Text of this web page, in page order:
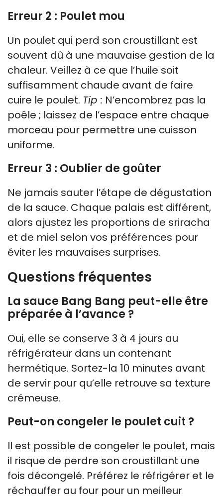
Erreur 2 : Poulet mou
Un poulet qui perd son croustillant est
souvent dû à une mauvaise gestion de la
chaleur. Veillez à ce que l’huile soit
suffisamment chaude avant de faire
cuire le poulet. Tip : N’encombrez pas la
poêle ; laissez de l’espace entre chaque
morceau pour permettre une cuisson
uniforme.
Erreur 3 : Oublier de goûter
Ne jamais sauter l’étape de dégustation
de la sauce. Chaque palais est différent,
alors ajustez les proportions de sriracha
et de miel selon vos préférences pour
éviter les mauvaises surprises.
Questions fréquentes
La sauce Bang Bang peut-elle être
préparée à l’avance ?
Oui, elle se conserve 3 à 4 jours au
réfrigérateur dans un contenant
hermétique. Sortez-la 10 minutes avant
de servir pour qu’elle retrouve sa texture
crémeuse.
Peut-on congeler le poulet cuit ?
Il est possible de congeler le poulet, mais
il risque de perdre son croustillant une
fois décongelé. Préférez le réfrigérer et le
réchauffer au four pour un meilleur